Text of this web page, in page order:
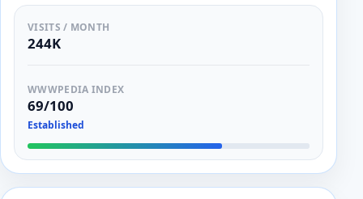
VISITS / MONTH
244K
WWWPEDIA INDEX
69/100
Established